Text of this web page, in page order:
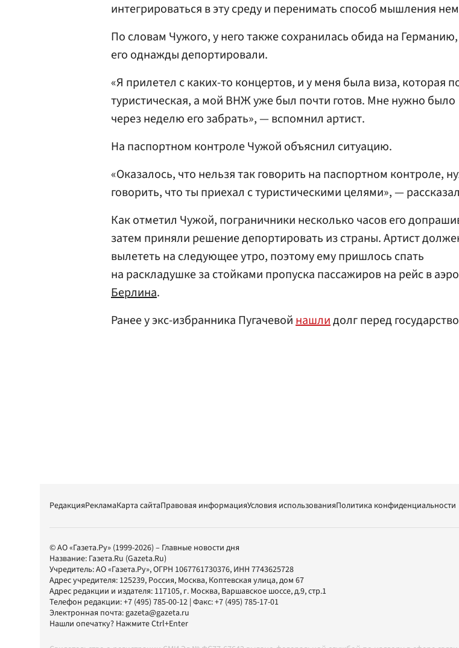
интегрироваться в эту среду и перенимать способ мышления
По словам Чужого, у него также сохранилась обида на Германию,
его однажды депортировали.
«Я прилетел с каких-то концертов, и у меня была виза, которая
туристическая, а мой ВНЖ уже был почти готов. Мне нужно было
через неделю его забрать», — вспомнил артист.
На паспортном контроле Чужой объяснил ситуацию.
«Оказалось, что нельзя так говорить на паспортном контроле,
говорить, что ты приехал с туристическими целями», —
Как отметил Чужой, пограничники несколько часов его
затем приняли решение депортировать из страны. Артист
вылететь на следующее утро, поэтому ему пришлось спать
на раскладушке за стойками пропуска пассажиров на рейс в
Берлина.
Ранее у экс-избранника Пугачевойнашлидолг перед
РедакцияРекламаКарта сайтаПравовая информацияУсловия использованияПолитика конфиденциальности
© АО «Газета.Ру» (1999-2026) – Главные новости дня
Название: Газета.Ru (Gazeta.Ru)
Учредитель:АО «Газета.Ру», ОГРН 1067761730376, ИНН 7743625728
Адрес учредителя: 125239, Россия, Москва, Коптевская улица, дом 67
Адрес редакции и издателя: 117105, г. Москва, Варшавское шоссе, д.9, стр.1
Телефон редакции:+7 (495) 785-00-12 | Факс:+7 (495) 785-17-01
Электронная почта:gazeta@gazeta.ru
Нашли опечатку? Нажмите Ctrl+Enter